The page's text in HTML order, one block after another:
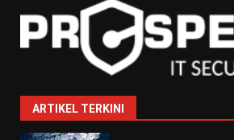
ARTIKEL TERKINI